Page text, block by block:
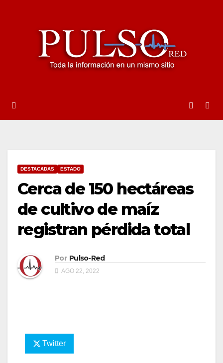
DESTACADAS ESTADO
Cerca de 150 hectáreas
de cultivo de maíz
registran pérdida total
Por Pulso-Red
AGO 22, 2022
Twitter